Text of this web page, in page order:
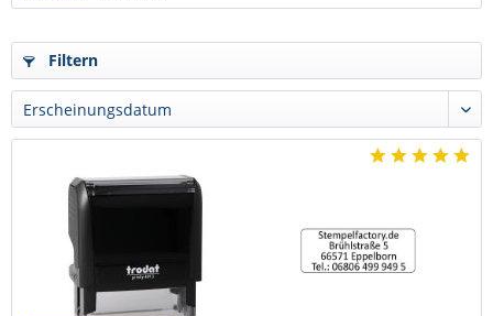
Filtern